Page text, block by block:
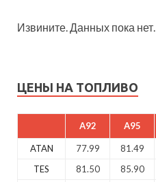
Извините. Данных пока нет.
ЦЕНЫ НА ТОПЛИВО
A92 A95
ATAN 77.99 81.49
TES
81.50 85.90